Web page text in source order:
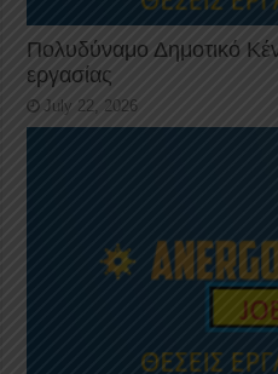
Πολυδύναμο Δημοτικό
εργασίας
July 22, 2026